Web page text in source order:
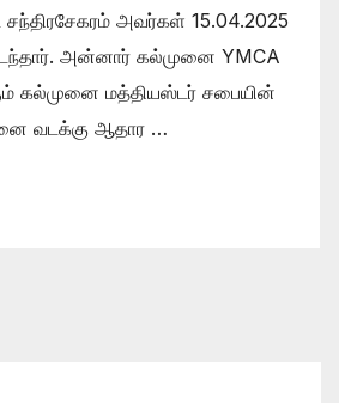
அவர்கள் 15.04.2025
அன்னார் கல்முனை YMCA
கல்முனை மத்தியஸ்டர் சபையின்
வடக்கு ஆதார …